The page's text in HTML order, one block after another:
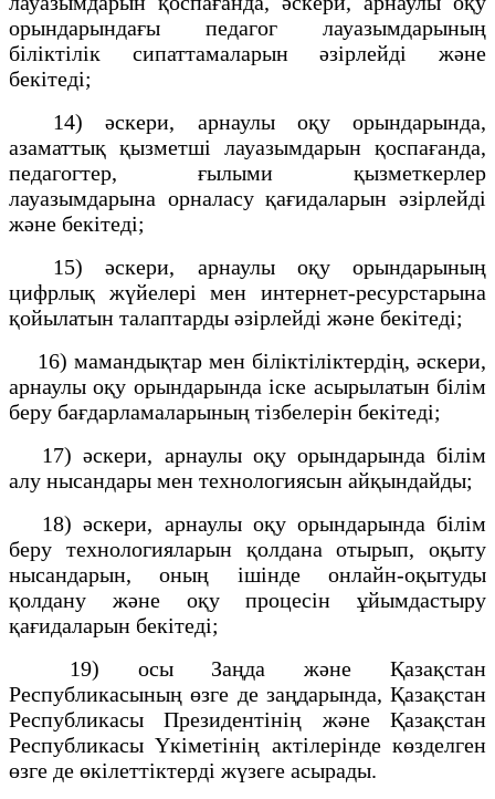
орындарындағы педагог лауазымдарының
біліктілік сипаттамаларын әзірлейді және
бекітеді;
14) әскери, арнаулы оқу орындарында,
азаматтық қызметші лауазымдарын қоспағанда,
педагогтер, ғылыми қызметкерлер
лауазымдарына орналасу қағидаларын әзірлейді
және бекітеді;
15) әскери, арнаулы оқу орындарының
цифрлық жүйелері мен интернет-ресурстарына
қойылатын талаптарды әзірлейді және бекітеді;
16) мамандықтар мен біліктіліктердің, әскери,
арнаулы оқу орындарында іске асырылатын білім
беру бағдарламаларының тізбелерін бекітеді;
17) әскери, арнаулы оқу орындарында білім
алу нысандары мен технологиясын айқындайды;
18) әскери, арнаулы оқу орындарында білім
беру технологияларын қолдана отырып, оқыту
нысандарын, оның ішінде онлайн-оқытуды
қолдану және оқу процесін ұйымдастыру
қағидаларын бекітеді;
19) осы Заңда және Қазақстан
Республикасының өзге де заңдарында, Қазақстан
Республикасы Президентінің және Қазақстан
Республикасы Үкіметінің актілерінде көзделген
өзге де өкілеттіктерді жүзеге асырады.